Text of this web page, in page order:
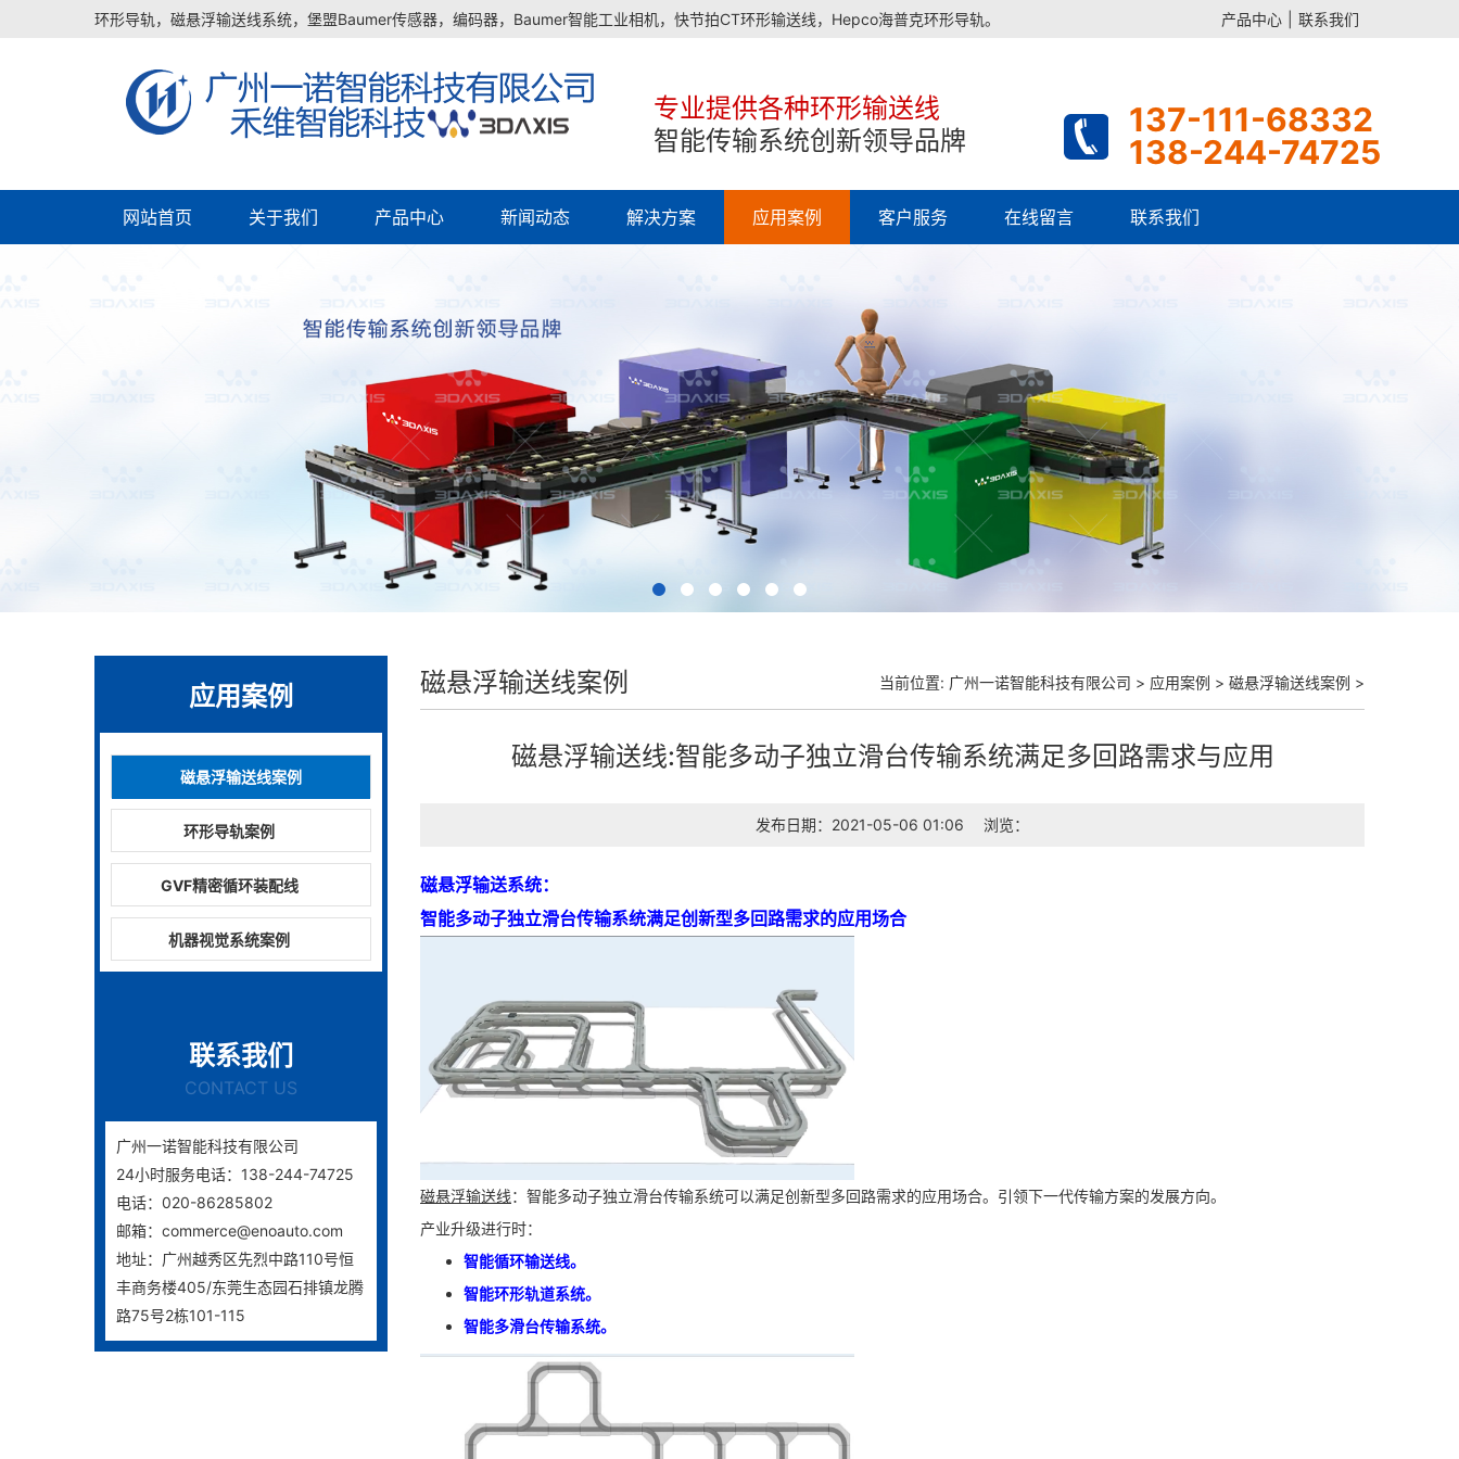
环形导轨，磁悬浮输送线系统，堡盟Baumer传感器，编码器，Baumer智能工业相机，快节拍CT环形输送线，Hepco海普克环形导轨。 产品中心 联系我们
专业提供各种环形输送线
智能传输系统创新领导品牌
137-111-68332
138-244-74725
网站首页 关于我们 产品中心 新闻动态 解决方案 应用案例 客户服务 在线留言 联系我们
应用案例
磁悬浮输送线案例
环形导轨案例
GVF精密循环装配线
机器视觉系统案例
联系我们
CONTACT US
广州一诺智能科技有限公司
24小时服务电话：138-244-74725
电话：020-86285802
邮箱：commerce@enoauto.com
地址：广州越秀区先烈中路110号恒
丰商务楼405/东莞生态园石排镇龙腾
路75号2栋101-115
磁悬浮输送线案例 当前位置: 广州一诺智能科技有限公司 > 应用案例 > 磁悬浮输送线案例 >
磁悬浮输送线:智能多动子独立滑台传输系统满足多回路需求与应用
发布日期：2021-05-06 01:06 浏览：
磁悬浮输送系统：
智能多动子独立滑台传输系统满足创新型多回路需求的应用场合
磁悬浮输送线：智能多动子独立滑台传输系统可以满足创新型多回路需求的应用场合。引领下一代传输方案的发展方向。
产业升级进行时：
智能循环输送线。
智能环形轨道系统。
智能多滑台传输系统。